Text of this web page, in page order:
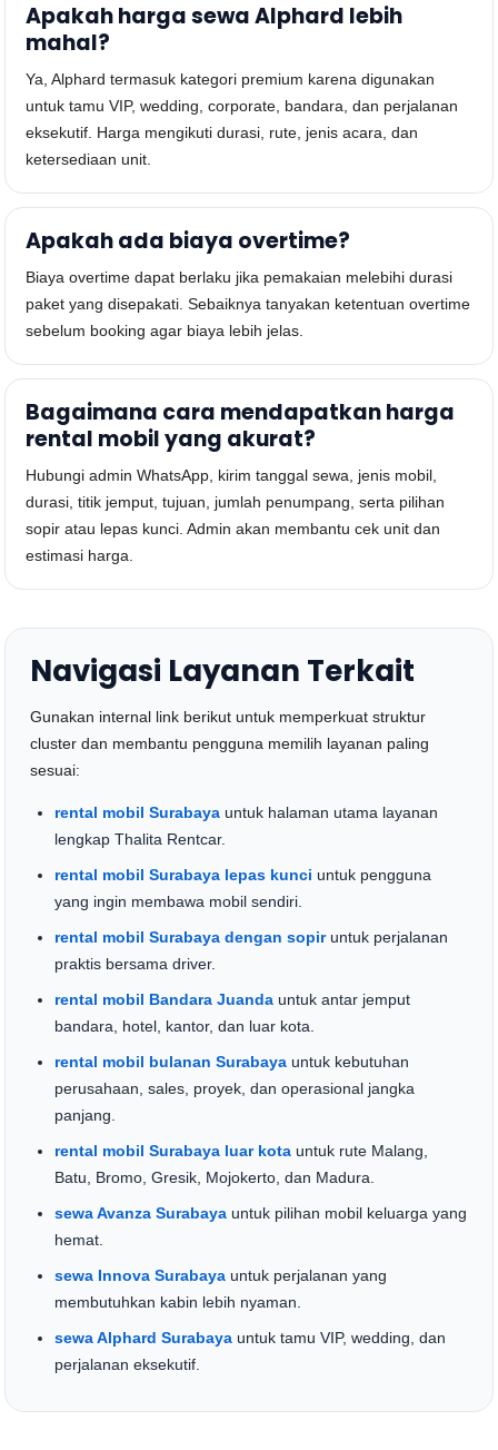
Apakah harga sewa Alphard lebih
mahal?
Ya, Alphard termasuk kategori premium karena digunakan
untuk tamu VIP, wedding, corporate, bandara, dan perjalanan
eksekutif. Harga mengikuti durasi, rute, jenis acara, dan
ketersediaan unit.
Apakah ada biaya overtime?
Biaya overtime dapat berlaku jika pemakaian melebihi durasi
paket yang disepakati. Sebaiknya tanyakan ketentuan overtime
sebelum booking agar biaya lebih jelas.
Bagaimana cara mendapatkan harga
rental mobil yang akurat?
Hubungi admin WhatsApp, kirim tanggal sewa, jenis mobil,
durasi, titik jemput, tujuan, jumlah penumpang, serta pilihan
sopir atau lepas kunci. Admin akan membantu cek unit dan
estimasi harga.
Navigasi Layanan Terkait
Gunakan internal link berikut untuk memperkuat struktur
cluster dan membantu pengguna memilih layanan paling
sesuai:
rental mobil Surabaya untuk halaman utama layanan
lengkap Thalita Rentcar.
rental mobil Surabaya lepas kunci untuk pengguna
yang ingin membawa mobil sendiri.
rental mobil Surabaya dengan sopiruntuk perjalanan
praktis bersama driver.
rental mobil Bandara Juanda untuk antar jemput
bandara, hotel, kantor, dan luar kota.
rental mobil bulanan Surabaya untuk kebutuhan
perusahaan, sales, proyek, dan operasional jangka
panjang.
rental mobil Surabaya luar kota untuk rute Malang,
Batu, Bromo, Gresik, Mojokerto, dan Madura.
sewa Avanza Surabaya untuk pilihan mobil keluarga yang
hemat.
sewa Innova Surabaya untuk perjalanan yang
membutuhkan kabin lebih nyaman.
sewa Alphard Surabaya untuk tamu VIP, wedding, dan
perjalanan eksekutif.